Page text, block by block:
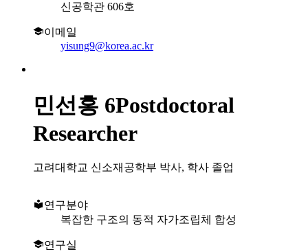
신공학관 606호
이메일
yisung9@korea.ac.kr
민선홍 6Postdoctoral
Researcher
고려대학교 신소재공학부 박사, 학사 졸업
연구분야
복잡한 구조의 동적 자가조립체 합성
연구실